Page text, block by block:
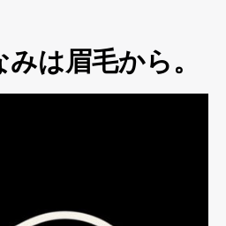
は眉毛から。